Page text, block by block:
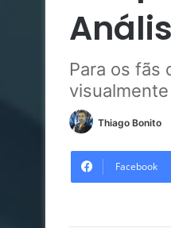
Para os fãs
Thiago Bonito
Facebook